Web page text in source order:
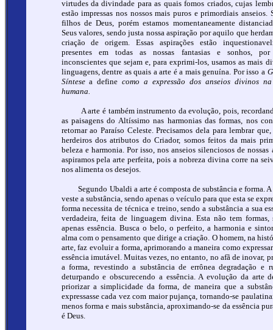
virtudes da divindade para as quais fomos criados, cujas
estão impressas nos nossos mais puros e primordiais anseios.
filhos de Deus, porém estamos momentaneamente
Seus valores, sendo justa nossa aspiração por aquilo que
criação de origem. Essas aspirações estão
presentes em todas as nossas fantasias e sonhos,
inconscientes que sejam e, para exprimi-los, usamos as mais
linguagens, dentre as quais a arte é a mais genuína. Por isso a
Síntesea definecomo a expressão dos anseios divinos
humana.
A arte é também instrumento da evolução, pois,
as paisagens do Altíssimo nas harmonias das formas, nos
retornar ao Paraíso Celeste. Precisamos dela para lembrar
herdeiros dos atributos do Criador, somos feitos da mais
beleza e harmonia. Por isso, nos anseios silenciosos de nossas
aspiramos pela arte perfeita, pois a nobreza divina corre na
nos alimenta os desejos.
Segundo Ubaldi a arte é composta de substância e forma. A
veste a substância, sendo apenas o veículo para que esta se
forma necessita de técnica e treino, sendo a substância a sua
verdadeira, feita de linguagem divina. Esta não tem formas,
apenas essência. Busca o belo, o perfeito, a harmonia e
alma com o pensamento que dirige a criação. O homem, na
arte, faz evoluir a forma, aprimorando a maneira como
essência imutável. Muitas vezes, no entanto, no afã de inovar,
a forma, revestindo a substância de errônea degradação e
deturpando e obscurecendo a essência. A evolução da arte
priorizar a simplicidade da forma, de maneira que a
expressasse cada vez com maior pujança, tornando-se
menos forma e mais substância, aproximando-se da essência
é Deus.